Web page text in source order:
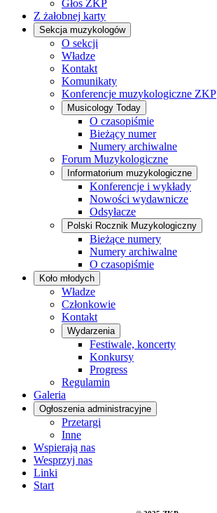
Głos ZKP
Z żałobnej karty
Sekcja muzykologów
O sekcji
Władze
Kontakt
Komunikaty
Konferencje muzykologiczne ZKP
Musicology Today
O czasopiśmie
Bieżący numer
Numery archiwalne
Forum Muzykologiczne
Informatorium muzykologiczne
Konferencje i wykłady
Nowości wydawnicze
Odsyłacze
Polski Rocznik Muzykologiczny
Bieżące numery
Numery archiwalne
O czasopiśmie
Koło młodych
Władze
Członkowie
Kontakt
Wydarzenia
Festiwale, koncerty
Konkursy
Progress
Regulamin
Galeria
Ogłoszenia administracyjne
Przetargi
Inne
Wspierają nas
Wesprzyj nas
Linki
Start